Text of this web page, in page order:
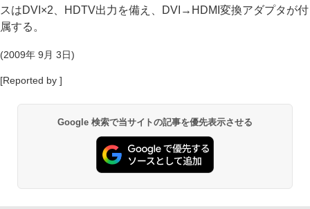
スはDVI×2、HDTV出力を備え、DVI→HDMI変換アダプタが付
属する。
(2009年 9月 3日)
[Reported by ]
Google 検索で当サイトの記事を優先表示させる